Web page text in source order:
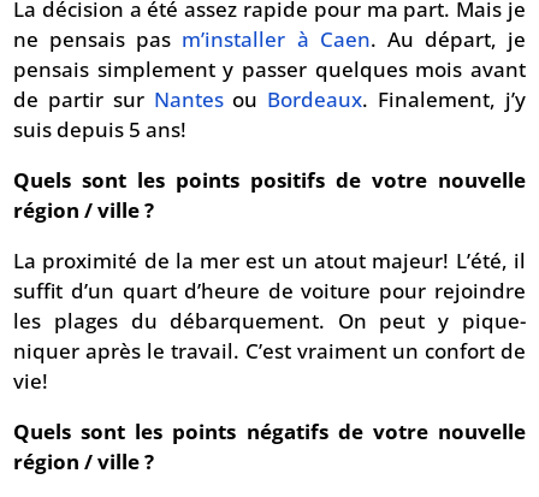
La décision a été assez rapide pour ma part. Mais je
ne pensais pas m’installer à Caen. Au départ, je
pensais simplement y passer quelques mois avant
de partir sur Nantesou Bordeaux. Finalement, j’y
suis depuis 5 ans!
Quels sont les points positifs de votre nouvelle
région / ville ?
La proximité de la mer est un atout majeur! L’été, il
suffit d’un quart d’heure de voiture pour rejoindre
les plages du débarquement. On peut y pique-
niquer après le travail. C’est vraiment un confort de
vie!
Quels sont les points négatifs de votre nouvelle
région / ville ?